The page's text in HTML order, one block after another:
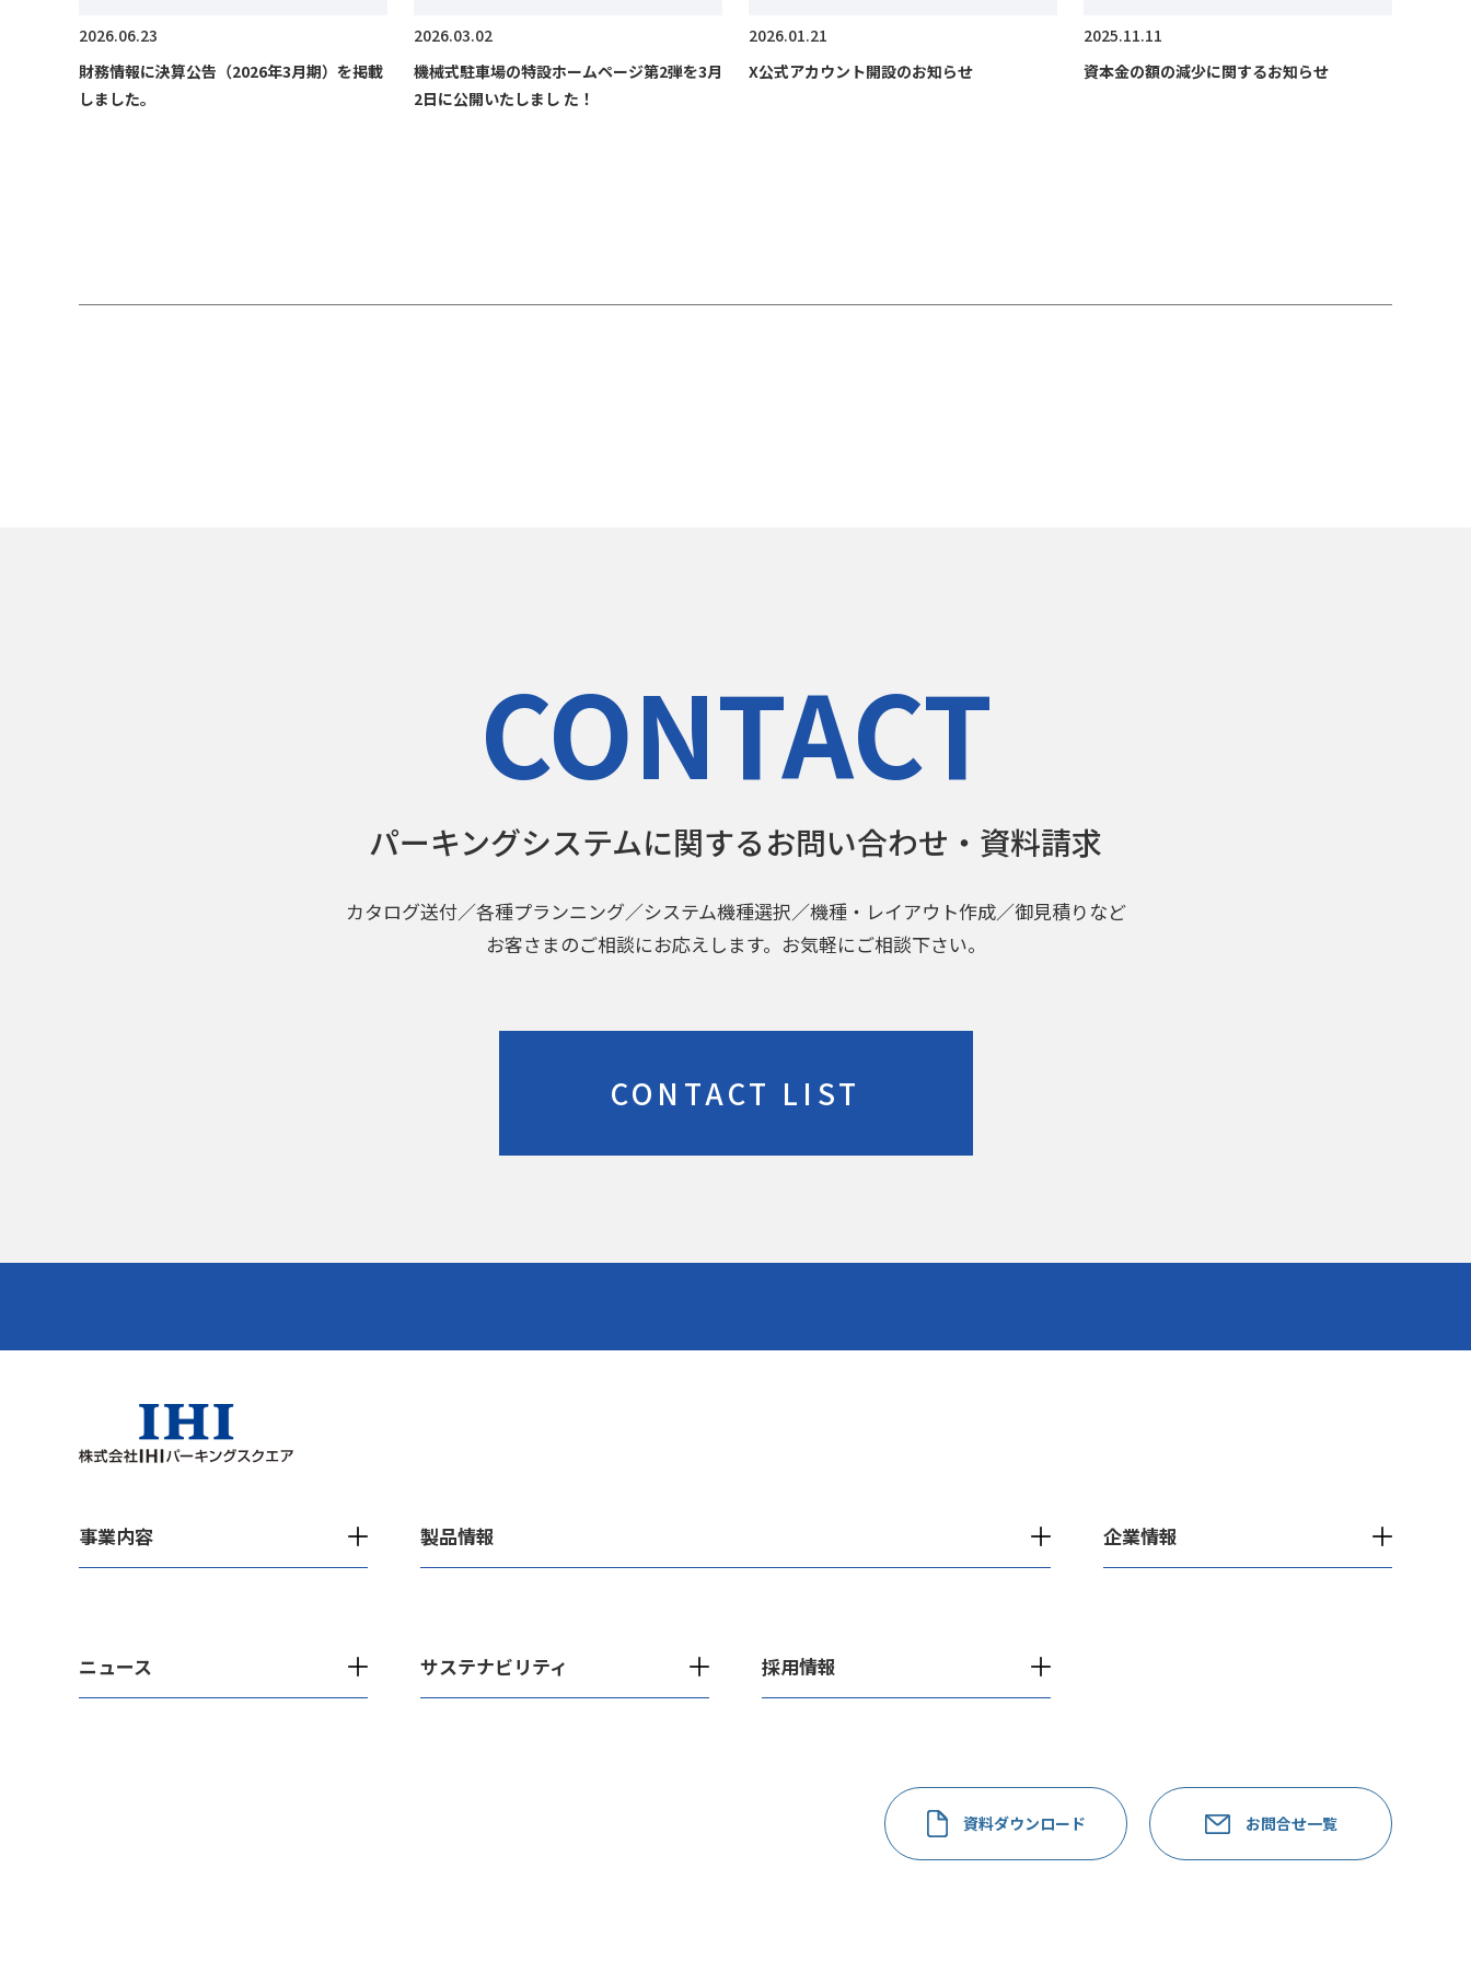
2026.06.23
財務情報に決算公告（2026年3月期）を掲載
しました。
2026.03.02
機械式駐車場の特設ホームページ第2弾を3月
2日に公開いたしまし た！
2026.01.21
X公式アカウント開設のお知らせ
2025.11.11
資本金の額の減少に関するお知らせ
CONTACT
パーキングシステムに関するお問い合わせ・資料請求
カタログ送付／各種プランニング／システム機種選択／機種・レイアウト作成／御見積りなど
お客さまのご相談にお応えします。お気軽にご相談下さい。
CONTACT LIST
事業内容 製品情報 企業情報
ニュース サステナビリティ 採用情報
資料ダウンロード お問合せ一覧